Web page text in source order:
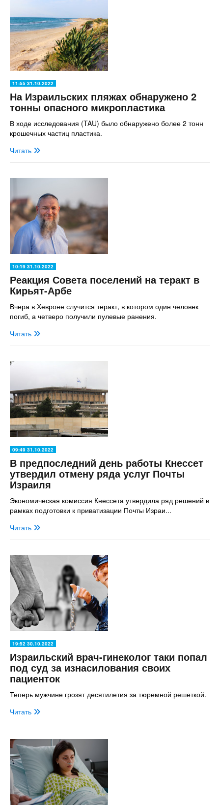
11:55 31.10.2022
На Израильских пляжах обнаружено 2
тонны опасного микропластика
В ходе исследования (TAU) было обнаружено более 2 тонн
крошечных частиц пластика.
Читать
10:19 31.10.2022
Реакция Совета поселений на теракт в
Кирьят-Арбе
Вчера в Хевроне случится теракт, в котором один человек
погиб, а четверо получили пулевые ранения.
Читать
09:49 31.10.2022
В предпоследний день работы Кнессет
утвердил отмену ряда услуг Почты
Израиля
Экономическая комиссия Кнессета утвердила ряд решений в
рамках подготовки к приватизации Почты Израи...
Читать
19:52 30.10.2022
Израильский врач-гинеколог таки попал
под суд за изнасилования своих
пациенток
Теперь мужчине грозят десятилетия за тюремной решеткой.
Читать